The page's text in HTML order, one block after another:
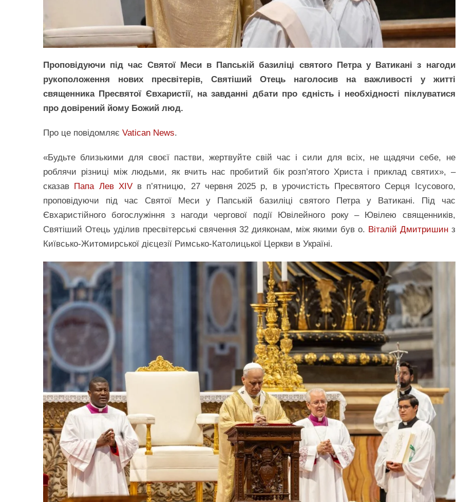
Проповідуючи під час Святої Меси в Папській базиліці святого Петра у Ватикані з нагоди
рукоположення нових пресвітерів, Святіший Отець наголосив на важливості у житті
священника Пресвятої Євхаристії, на завданні дбати про єдність і необхідності піклуватися
про довірений йому Божий люд.
Про це повідомляє Vatican News.
«Будьте близькими для своєї пастви, жертвуйте свій час і сили для всіх, не щадячи себе, не
роблячи різниці між людьми, як вчить нас пробитий бік розп’ятого Христа і приклад святих», –
сказав Папа Лев XIVв п’ятницю, 27 червня 2025 р, в урочистість Пресвятого Серця Ісусового,
проповідуючи під час Святої Меси у Папській базиліці святого Петра у Ватикані. Під час
Євхаристійного богослужіння з нагоди чергової події Ювілейного року – Ювілею священників,
Святіший Отець уділив пресвітерські свячення 32 дияконам, між якими був о. Віталій Дмитришинз
Київсько-Житомирської дієцезії Римсько-Католицької Церкви в Україні.